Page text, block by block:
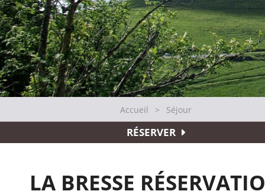
Accueil > Séjour
RÉSERVER
LA BRESSE